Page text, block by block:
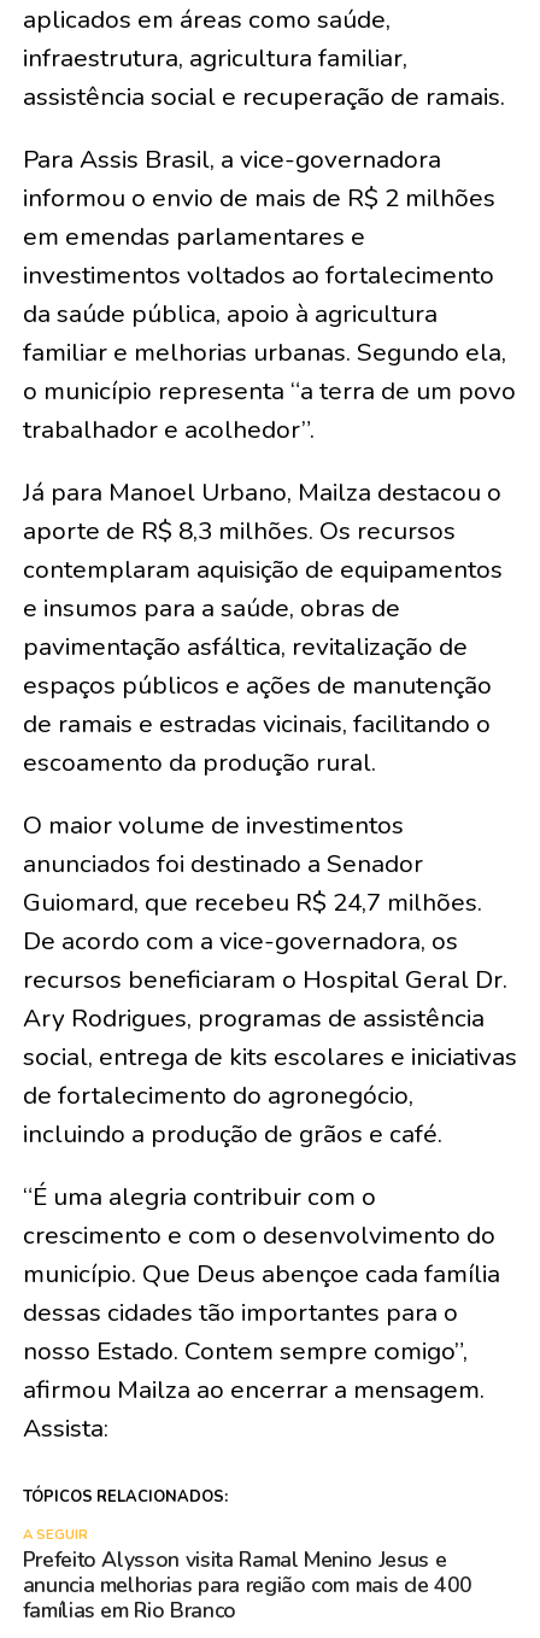
aplicados em áreas como saúde,
infraestrutura, agricultura familiar,
assistência social e recuperação de ramais.
Para Assis Brasil, a vice-governadora
informou o envio de mais de R$ 2 milhões
em emendas parlamentares e
investimentos voltados ao fortalecimento
da saúde pública, apoio à agricultura
familiar e melhorias urbanas. Segundo ela,
o município representa “a terra de um povo
trabalhador e acolhedor”.
Já para Manoel Urbano, Mailza destacou o
aporte de R$ 8,3 milhões. Os recursos
contemplaram aquisição de equipamentos
e insumos para a saúde, obras de
pavimentação asfáltica, revitalização de
espaços públicos e ações de manutenção
de ramais e estradas vicinais, facilitando o
escoamento da produção rural.
O maior volume de investimentos
anunciados foi destinado a Senador
Guiomard, que recebeu R$ 24,7 milhões.
De acordo com a vice-governadora, os
recursos beneficiaram o Hospital Geral Dr.
Ary Rodrigues, programas de assistência
social, entrega de kits escolares e iniciativas
de fortalecimento do agronegócio,
incluindo a produção de grãos e café.
“É uma alegria contribuir com o
crescimento e com o desenvolvimento do
município. Que Deus abençoe cada família
dessas cidades tão importantes para o
nosso Estado. Contem sempre comigo”,
afirmou Mailza ao encerrar a mensagem.
Assista:
TÓPICOS RELACIONADOS:
A SEGUIR
Prefeito Alysson visita Ramal Menino Jesus e
anuncia melhorias para região com mais de 400
famílias em Rio Branco